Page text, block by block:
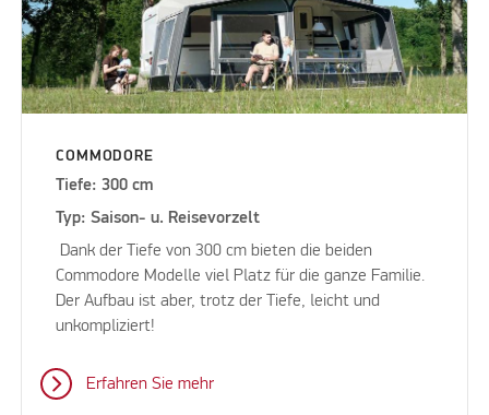
COMMODORE
Tiefe: 300 cm
Typ: Saison- u. Reisevorzelt
Dank der Tiefe von 300 cm bieten die beiden
Commodore Modelle viel Platz für die ganze Familie.
Der Aufbau ist aber, trotz der Tiefe, leicht und
unkompliziert!
Erfahren Sie mehr